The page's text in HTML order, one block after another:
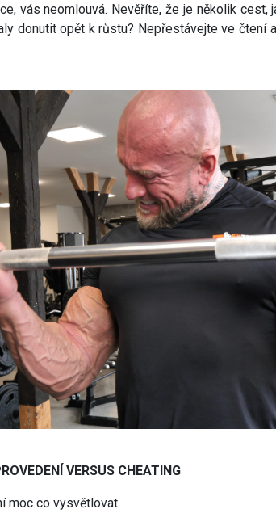
vás neomlouvá. Nevěříte, že je několik cest,
donutit opět k růstu? Nepřestávejte ve čtení
VERSUS CHEATING
moc co vysvětlovat.